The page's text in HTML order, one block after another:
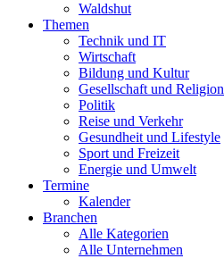
Waldshut
Themen
Technik und IT
Wirtschaft
Bildung und Kultur
Gesellschaft und Religion
Politik
Reise und Verkehr
Gesundheit und Lifestyle
Sport und Freizeit
Energie und Umwelt
Termine
Kalender
Branchen
Alle Kategorien
Alle Unternehmen